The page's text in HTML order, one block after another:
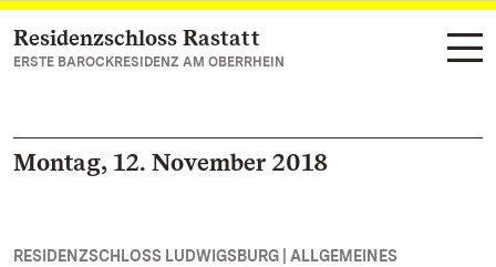
Zum Hauptinhalt springen
Residenzschloss Rastatt
ERSTE BAROCKRESIDENZ AM OBERRHEIN
Montag, 12. November 2018
RESIDENZSCHLOSS LUDWIGSBURG | ALLGEMEINES